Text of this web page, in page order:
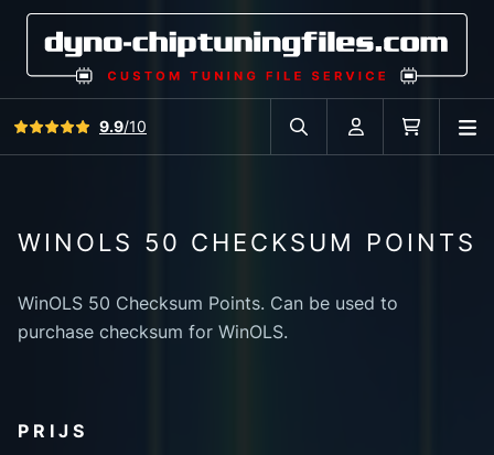
Bekijk alle reviews
9.9/10
Zoek in autodatabase
Account
WINOLS 50 CHECKSUM POINTS
WinOLS 50 Checksum Points. Can be used to
purchase checksum for WinOLS.
PRIJS